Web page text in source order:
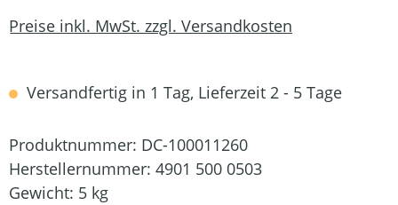
Preise inkl. MwSt. zzgl. Versandkosten
Versandfertig in 1 Tag, Lieferzeit 2 - 5 Tage
Produktnummer: DC-100011260
Herstellernummer: 4901 500 0503
Gewicht: 5 kg